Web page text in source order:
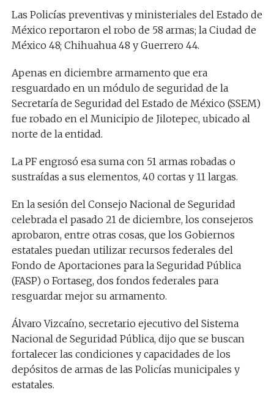
Las Policías preventivas y ministeriales del Estado de
México reportaron el robo de 58 armas; la Ciudad de
México 48; Chihuahua 48 y Guerrero 44.
Apenas en diciembre armamento que era
resguardado en un módulo de seguridad de la
Secretaría de Seguridad del Estado de México (SSEM)
fue robado en el Municipio de Jilotepec, ubicado al
norte de la entidad.
La PF engrosó esa suma con 51 armas robadas o
sustraídas a sus elementos, 40 cortas y 11 largas.
En la sesión del Consejo Nacional de Seguridad
celebrada el pasado 21 de diciembre, los consejeros
aprobaron, entre otras cosas, que los Gobiernos
estatales puedan utilizar recursos federales del
Fondo de Aportaciones para la Seguridad Pública
(FASP) o Fortaseg, dos fondos federales para
resguardar mejor su armamento.
Álvaro Vizcaíno, secretario ejecutivo del Sistema
Nacional de Seguridad Pública, dijo que se buscan
fortalecer las condiciones y capacidades de los
depósitos de armas de las Policías municipales y
estatales.